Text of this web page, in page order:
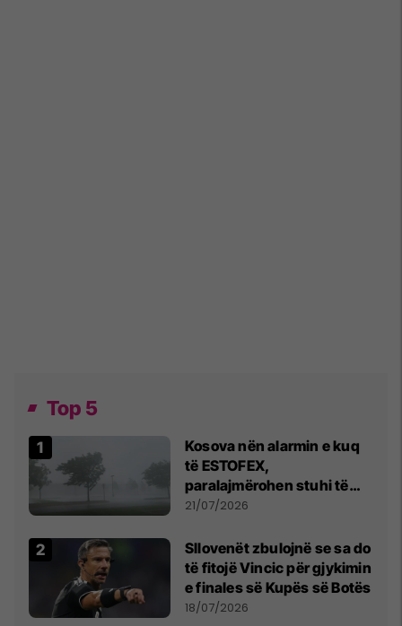
Top 5
Kosova nën alarmin e kuq
të ESTOFEX,
paralajmërohen stuhi të
fuqishme me breshër dhe
21/07/2026
Sllovenët zbulojnë se sa do
të fitojë Vincic për gjykimin
e finales së Kupës së Botës
18/07/2026